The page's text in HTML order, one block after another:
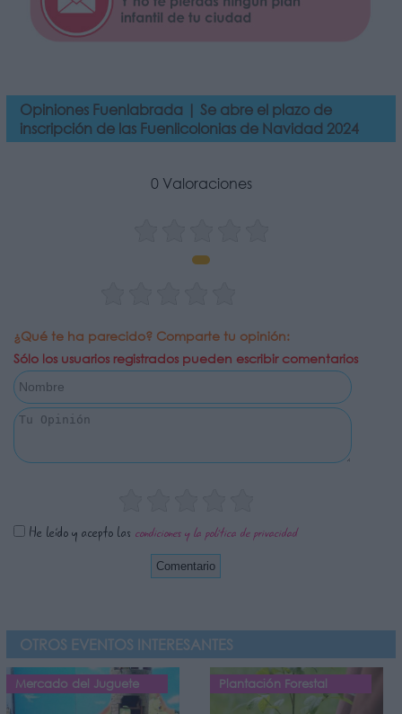
Opiniones Fuenlabrada | Se abre el plazo de
inscripción de las Fuenlicolonias de Navidad 2024
¿Qué te ha parecido? Comparte tu opinión:
Sólo los usuarios registrados pueden escribir comentarios
He leído y acepto las condiciones y la política de privacidad
0 Valoraciones
OTROS EVENTOS INTERESANTES
Mercado del Juguete Plantación Forestal